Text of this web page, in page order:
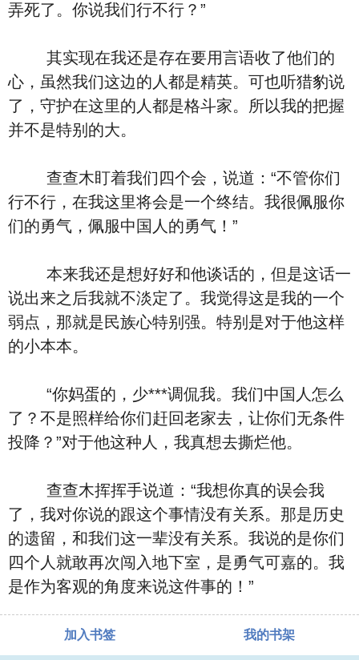
弄死了。你说我们行不行？”
其实现在我还是存在要用言语收了他们的
心，虽然我们这边的人都是精英。可也听猎豹说
了，守护在这里的人都是格斗家。所以我的把握
并不是特别的大。
查查木盯着我们四个会，说道：“不管你们
行不行，在我这里将会是一个终结。我很佩服你
们的勇气，佩服中国人的勇气！”
本来我还是想好好和他谈话的，但是这话一
说出来之后我就不淡定了。我觉得这是我的一个
弱点，那就是民族心特别强。特别是对于他这样
的小本本。
“你妈蛋的，少***调侃我。我们中国人怎么
了？不是照样给你们赶回老家去，让你们无条件
投降？”对于他这种人，我真想去撕烂他。
查查木挥挥手说道：“我想你真的误会我
了，我对你说的跟这个事情没有关系。那是历史
的遗留，和我们这一辈没有关系。我说的是你们
四个人就敢再次闯入地下室，是勇气可嘉的。我
是作为客观的角度来说这件事的！”
加入书签 我的书架